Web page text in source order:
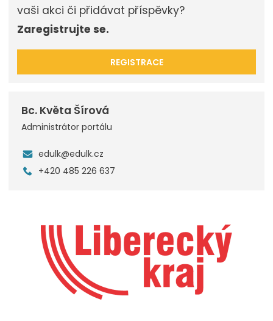
vaši akci či přidávat příspěvky?
Zaregistrujte se.
REGISTRACE
Bc. Květa Šírová
Administrátor portálu
edulk@edulk.cz
+420 485 226 637